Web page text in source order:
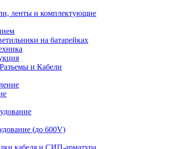
ленты и комплектующие
на батарейках
и Кабели
(до 600V)
кабеля и СИП-арматура